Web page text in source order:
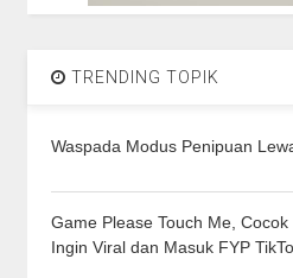
TRENDING TOPIK
Waspada Modus Penipuan
Game Please Touch Me, Cocok
Ingin Viral dan Masuk FYP